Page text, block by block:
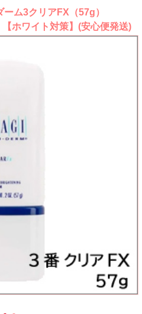
ーム3クリアFX（57g）
ホワイト対策】(安心便発送)